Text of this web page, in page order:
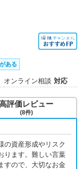
ある
オンライン相談 対応
の資産形成やリスク
ります。難しい言葉
すので、大切なお金
評価レビュー
(8件)